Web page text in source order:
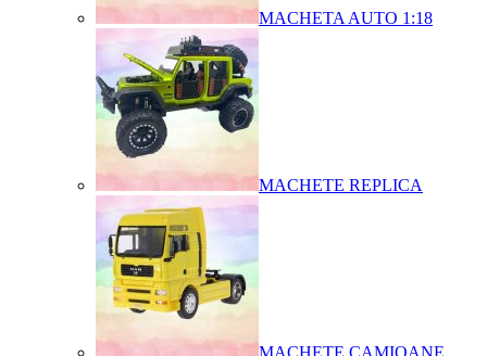
MACHETA AUTO 1:18
MACHETE REPLICA
MACHETE CAMIOANE